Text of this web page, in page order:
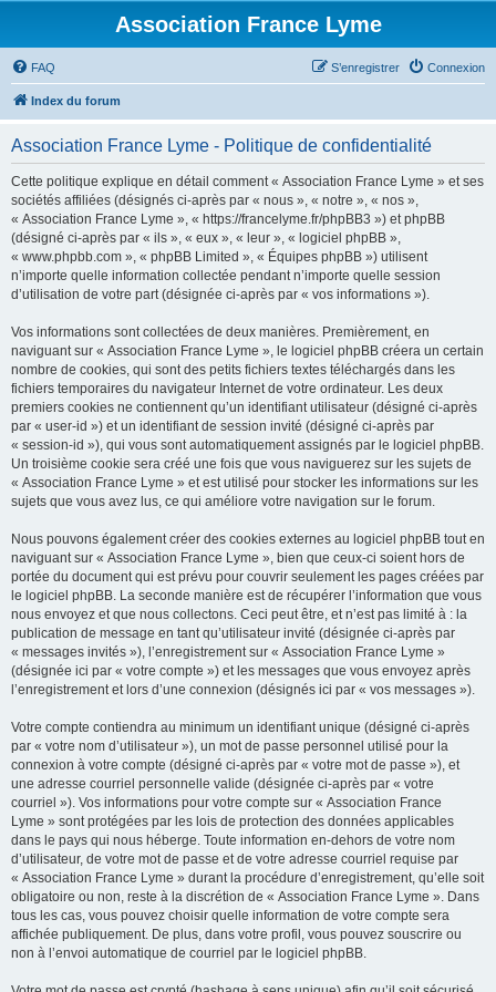
Association France Lyme
FAQ Connexion
S’enregistrer
Index du forum
Association France Lyme - Politique de confidentialité
Cette politique explique en détail comment « Association France Lyme » et ses
sociétés affiliées (désignés ci-après par « nous », « notre », « nos »,
« Association France Lyme », « https://francelyme.fr/phpBB3 ») et phpBB
(désigné ci-après par « ils », « eux », « leur », « logiciel phpBB »,
« www.phpbb.com », « phpBB Limited », « Équipes phpBB ») utilisent
n’importe quelle information collectée pendant n’importe quelle session
d’utilisation de votre part (désignée ci-après par « vos informations »).
Vos informations sont collectées de deux manières. Premièrement, en
naviguant sur « Association France Lyme », le logiciel phpBB créera un certain
nombre de cookies, qui sont des petits fichiers textes téléchargés dans les
fichiers temporaires du navigateur Internet de votre ordinateur. Les deux
premiers cookies ne contiennent qu’un identifiant utilisateur (désigné ci-après
par « user-id ») et un identifiant de session invité (désigné ci-après par
« session-id »), qui vous sont automatiquement assignés par le logiciel phpBB.
Un troisième cookie sera créé une fois que vous naviguerez sur les sujets de
« Association France Lyme » et est utilisé pour stocker les informations sur les
sujets que vous avez lus, ce qui améliore votre navigation sur le forum.
Nous pouvons également créer des cookies externes au logiciel phpBB tout en
naviguant sur « Association France Lyme », bien que ceux-ci soient hors de
portée du document qui est prévu pour couvrir seulement les pages créées par
le logiciel phpBB. La seconde manière est de récupérer l’information que vous
nous envoyez et que nous collectons. Ceci peut être, et n’est pas limité à : la
publication de message en tant qu’utilisateur invité (désignée ci-après par
« messages invités »), l’enregistrement sur « Association France Lyme »
(désignée ici par « votre compte ») et les messages que vous envoyez après
l’enregistrement et lors d’une connexion (désignés ici par « vos messages »).
Votre compte contiendra au minimum un identifiant unique (désigné ci-après
par « votre nom d’utilisateur »), un mot de passe personnel utilisé pour la
connexion à votre compte (désigné ci-après par « votre mot de passe »), et
une adresse courriel personnelle valide (désignée ci-après par « votre
courriel »). Vos informations pour votre compte sur « Association France
Lyme » sont protégées par les lois de protection des données applicables
dans le pays qui nous héberge. Toute information en-dehors de votre nom
d’utilisateur, de votre mot de passe et de votre adresse courriel requise par
« Association France Lyme » durant la procédure d’enregistrement, qu’elle soit
obligatoire ou non, reste à la discrétion de « Association France Lyme ». Dans
tous les cas, vous pouvez choisir quelle information de votre compte sera
affichée publiquement. De plus, dans votre profil, vous pouvez souscrire ou
non à l’envoi automatique de courriel par le logiciel phpBB.